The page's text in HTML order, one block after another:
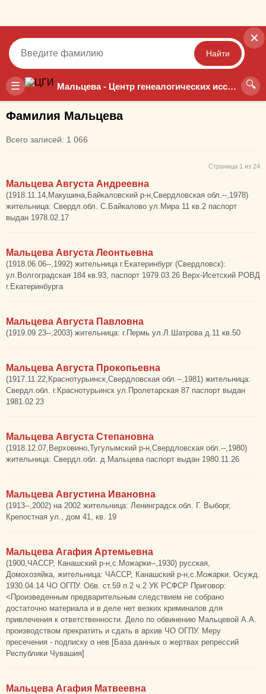
☰ Мальцева - Центр генеалогических исследований 🔍
✕
Найти
Точный Неточный
Фамилия Мальцева
Всего записей: 1 066
Страница 1 из 24
Мальцева Августа Андреевна
(1918.11.14,Макушина,Байкаловский р-н,Свердловская обл.--,1978)
жительница: Свердл.обл. С.Байкалово ул.Мира 11 кв.2 паспорт
выдан 1978.02.17
Мальцева Августа Леонтьевна
(1918.06.06--,1992) жительница г.Екатеринбург (Свердловск):
ул.Волгоградская 184 кв.93, паспорт 1979.03.26 Верх-Исетский РОВД
г.Екатеринбурга
Мальцева Августа Павловна
(1919.09.23--,2003) жительница: г.Пермь ул.Л.Шатрова д.11 кв.50
Мальцева Августа Прокопьевна
(1917.11.22,Краснотурьинск,Свердловская обл.--,1981) жительница:
Свердл.обл. г.Краснотурьинск ул.Пролетарская 87 паспорт выдан
1981.02.23
Мальцева Августа Степановна
(1918.12.07,Верховино,Тугулымский р-н,Свердловская обл.--,1980)
жительница: Свердл.обл. д.Мальцева паспорт выдан 1980.11.26
Мальцева Августина Ивановна
(1913--,2002) на 2002 жительница: Ленинградск.обл. Г. Выборг,
Крепостная ул., дом 41, кв. 19
Мальцева Агафия Артемьевна
(1900,ЧАССР, Канашский р-н,с.Можарки--,1930) русская,
Домохозяйка, жительница: ЧАССР, Канашский р-н,с.Можарки. Осужд.
1930.04.14 ЧО ОГПУ. Обв. ст.59 п.2 ч.2 УК РСФСР Приговор:
<Произведенным предварительным следствием не собрано
достаточно материала и в деле нет везких криминалов для
привлечения к ответственности. Дело по обвинению Мальцевой А.А.
производством прекратить и сдать в архив ЧО ОГПУ. Меру
пресечения - подписку о нев [База данных о жертвах репрессий
Республики Чувашия]
Мальцева Агафия Матвеевна